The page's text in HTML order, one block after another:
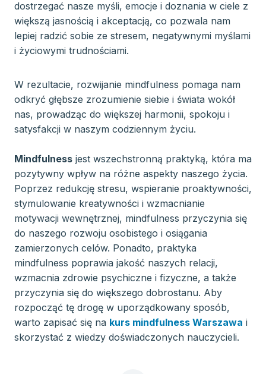
dostrzegać nasze myśli, emocje i doznania w ciele z
większą jasnością i akceptacją, co pozwala nam
lepiej radzić sobie ze stresem, negatywnymi myślami
i życiowymi trudnościami.
W rezultacie, rozwijanie mindfulness pomaga nam
odkryć głębsze zrozumienie siebie i świata wokół
nas, prowadząc do większej harmonii, spokoju i
satysfakcji w naszym codziennym życiu.
Mindfulness jest wszechstronną praktyką, która ma
pozytywny wpływ na różne aspekty naszego życia.
Poprzez redukcję stresu, wspieranie proaktywności,
stymulowanie kreatywności i wzmacnianie
motywacji wewnętrznej, mindfulness przyczynia się
do naszego rozwoju osobistego i osiągania
zamierzonych celów. Ponadto, praktyka
mindfulness poprawia jakość naszych relacji,
wzmacnia zdrowie psychiczne i fizyczne, a także
przyczynia się do większego dobrostanu. Aby
rozpocząć tę drogę w uporządkowany sposób,
warto zapisać się na kurs mindfulness Warszawa i
skorzystać z wiedzy doświadczonych nauczycieli.